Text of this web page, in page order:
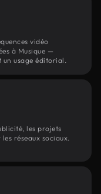
vidéo
à Musique —
usage éditorial.
les projets
réseaux sociaux.